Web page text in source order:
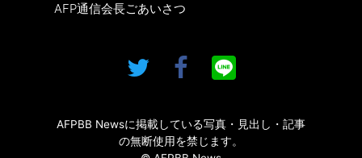
AFP通信会長ごあいさつ
AFPBB Newsに掲載している写真・見出し・記事
の無断使用を禁じます。